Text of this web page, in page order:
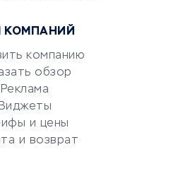
КОМПАНИЙ
компанию
обзор
Реклама
Виджеты
и цены
и возврат